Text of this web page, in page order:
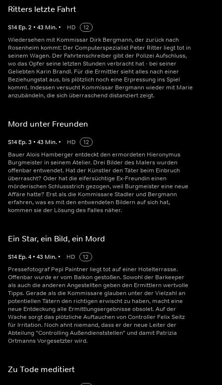
Ritters letzte Fahrt
S14 Ep.2 • 43 Min. • HD
12
Wiedersehen mit Kommissar Dirk Bergmann, der zurück nach
Rosenheim kommt: Der Computerspezialist Peter Ritter liegt tot in
seinem Wagen. Der Fahrtenschreiber gibt der Polizei Aufschluss,
wo das Opfer seine letzten Stunden verbracht hat - bei seiner
Geliebten Karin Brandl. Für die Ermittler sieht alles nach einer
Beziehungstat aus, bis plötzlich noch eine Erpressung ins Spiel
kommt. Indessen versucht Kommissar Bergmann wieder mit Marie
anzubändeln, die sich überraschend distanziert zeigt.
Mord unter Freunden
S14 Ep.3 • 43 Min. • HD
12
Bauer Alois Hamberger entdeckt den ermordeten Hieronymus
Burgmeister in seinem Atelier. Drei Bilder des Malers wurden
offenbar entwendet. Hat der Künstler den Täter beim Einbruch
überrascht? Oder hat die eifersüchtige Ex-Freundin einen
mörderischen Schlussstrich gezogen, weil Burgmeister eine neue
Affäre hatte? Erst als die Kommissare Stadler und Bergmann
erfahren, was es mit den entwendeten Bildern auf sich hat,
kommen sie der Lösung des Falles näher.
Ein Star, ein Bild, ein Mord
S14 Ep.4 • 43 Min. • HD
12
Pressefotograf Pepi Paintner liegt tot auf einer Hotelterrasse.
Offenbar wurde er vom Balkon gestoßen. Sowohl der Barkeeper
als auch die anderen Angestellten geben den Ermittlern wertvolle
Tipps. Gerade als die Kommissare glauben unter der Vielzahl an
potentiellen Tätern den richtigen erwischt zu haben, macht eine
neue Entdeckung alle Ermittlungsergebnisse obsolet. Auf der
Wache sorgt das plötzliche Auftauchen von Controller Felix Seitz
für Irritation. Noch ahnt niemand, dass er der neue Leiter der
Abteilung "Controlling Außendienststellen" und damit Patrizia
Ortmanns Vorgesetzter wird.
Zu Tode meditiert